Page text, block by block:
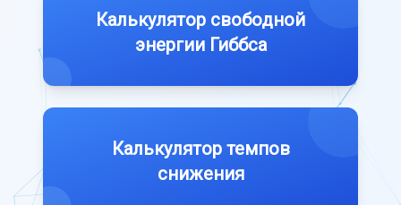
Калькулятор свободной
энергии Гиббса
Калькулятор темпов
снижения